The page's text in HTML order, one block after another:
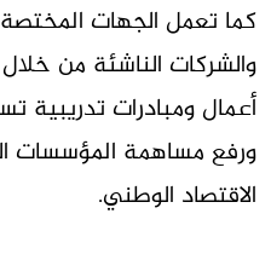
كما تعمل الجهات
والشركات الناشئة من
أعمال ومبادرات تدريبية
ورفع مساهمة المؤسسات
الاقتصاد الوطني.